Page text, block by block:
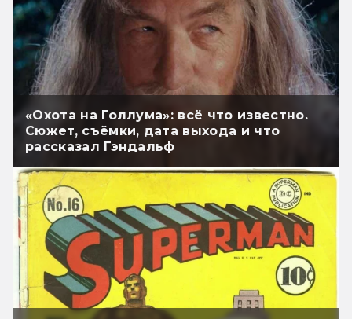
«Охота на Голлума»: всё что известно.
Сюжет, съёмки, дата выхода и что
рассказал Гэндальф